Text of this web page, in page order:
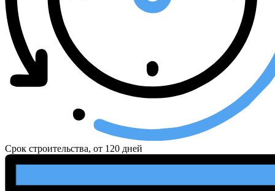
Срок строительства, от 120 дней